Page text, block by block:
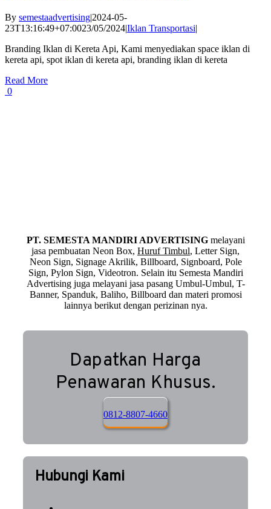
By semestaadvertising|2024-05-
23T13:16:49+07:0023/05/2024|Iklan Transportasi|
Branding Iklan di Kereta Api, Kami menyediakan space iklan di
kereta api, spot iklan di kereta api, branding iklan di kereta
Read More
0
PT. SEMESTA MANDIRI ADVERTISINGmelayani
jasa pembuatan Neon Box, Huruf Timbul, Letter Sign,
Neon Sign, Signage Akrilik, Billboard, Signboard, Pole
Sign, Pylon Sign, Videotron. Selain itu Semesta Mandiri
Advertising juga melayani jasa pasang Umbul-Umbul, T-
Banner, Spanduk, Baliho, Billboard dan materi promosi
lainnya berikut dengan perizinan nya.
Dapatkan Harga
Penawaran Khusus.
0812-8807-4660
Hubungi Kami